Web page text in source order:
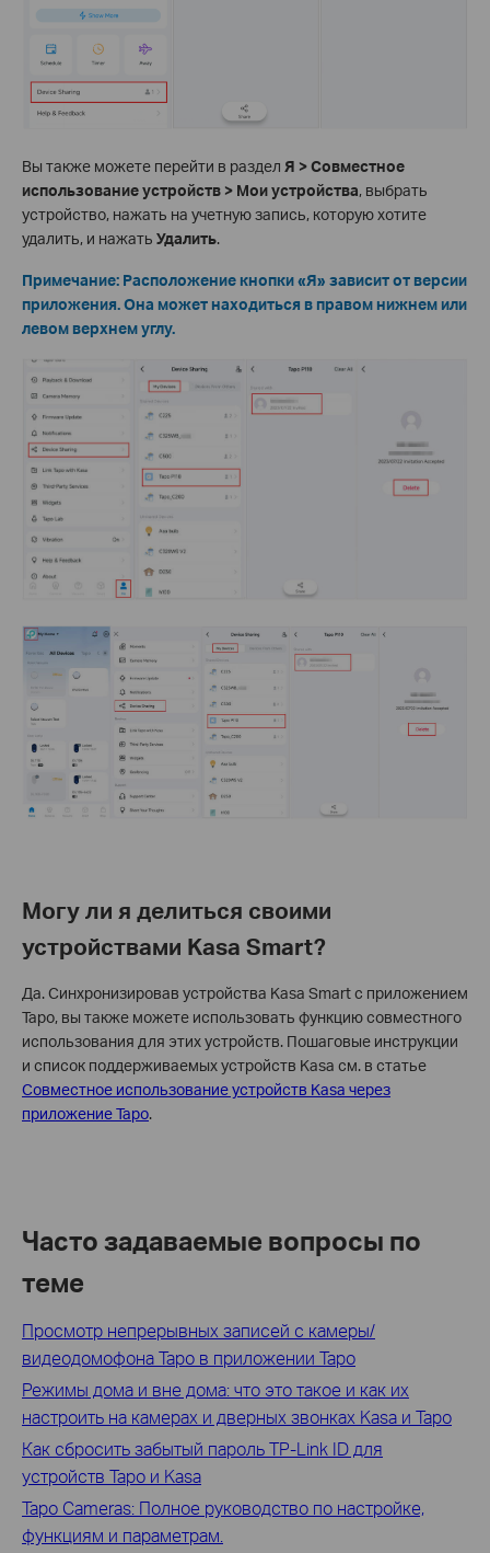
Вы также можете перейти в раздел Я > Совместное
использование устройств > Мои устройства, выбрать
устройство, нажать на учетную запись, которую хотите
удалить, и нажать Удалить.
Примечание: Расположение кнопки «Я» зависит от версии
приложения. Она может находиться в правом нижнем или
левом верхнем углу.
Могу ли я делиться своими
устройствами Kasa Smart?
Да. Синхронизировав устройства Kasa Smart с приложением
Tapo, вы также можете использовать функцию совместного
использования для этих устройств. Пошаговые инструкции
и список поддерживаемых устройств Kasa см. в статье
Совместное использование устройств Kasa через
приложение Tapo.
Часто задаваемые вопросы по
теме
Просмотр непрерывных записей с камеры/
видеодомофона Tapo в приложении Tapo
Режимы дома и вне дома: что это такое и как их
настроить на камерах и дверных звонках Kasa и Tapo
Как сбросить забытый пароль TP-Link ID для
устройств Tapo и Kasa
Tapo Cameras: Полное руководство по настройке,
функциям и параметрам.